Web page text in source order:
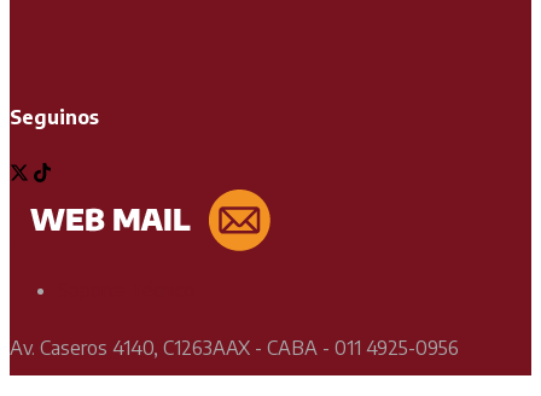
Seguinos
Av. Caseros 4140, C1263AAX - CABA - 011 4925-0956